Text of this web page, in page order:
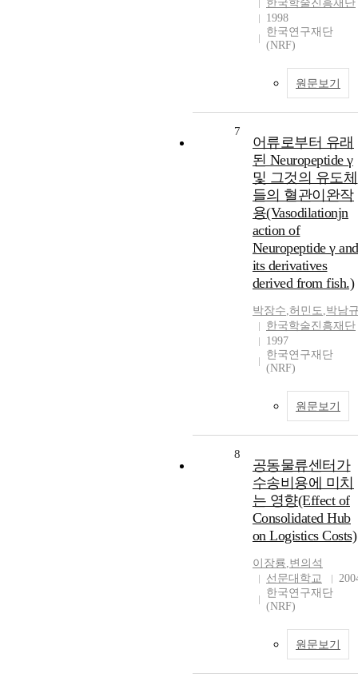
한국학술진흥재단
1998
한국연구재단
(NRF)
원문보기
7
어류로부터 유래
된 Neuropeptide γ
및 그것의 유도체
들의 혈관이완작
용(Vasodilationjn
action of
Neuropeptide γ and
its derivatives
derived from fish.)
박장수,허민도,박남
한국학술진흥재단
1997
한국연구재단
(NRF)
원문보기
8
공동물류센터가
수송비용에 미치
는 영향(Effect of
Consolidated Hub
on Logistics Costs)
이장룡,변의석
선문대학교
한국연구재단
(NRF)
원문보기